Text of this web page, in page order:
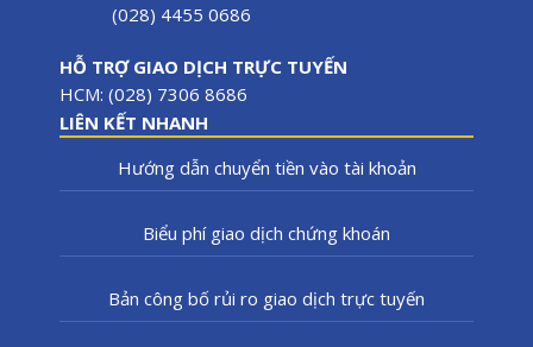
(028) 4455 0686
HỖ TRỢ GIAO DỊCH TRỰC TUYẾN
HCM: (028) 7306 8686
LIÊN KẾT NHANH
Hướng dẫn chuyển tiền vào tài khoản
Biểu phí giao dịch chứng khoán
Bản công bố rủi ro giao dịch trực tuyến